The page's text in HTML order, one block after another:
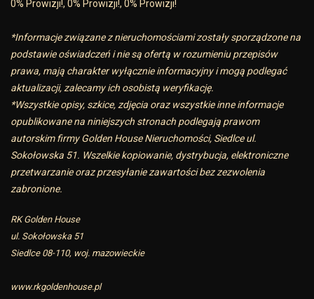
0% Prowizji!, 0% Prowizji!, 0% Prowizji!
*Informacje związane z nieruchomościami zostały sporządzone na
podstawie oświadczeń i nie są ofertą w rozumieniu przepisów
prawa, mają charakter wyłącznie informacyjny i mogą podlegać
aktualizacji, zalecamy ich osobistą weryfikację.
*Wszystkie opisy, szkice, zdjęcia oraz wszystkie inne informacje
opublikowane na niniejszych stronach podlegają prawom
autorskim firmy Golden House Nieruchomości, Siedlce ul.
Sokołowska 51. Wszelkie kopiowanie, dystrybucja, elektroniczne
przetwarzanie oraz przesyłanie zawartości bez zezwolenia
zabronione.
RK Golden House
ul. Sokołowska 51
Siedlce 08-110, woj. mazowieckie
www.rkgoldenhouse.pl